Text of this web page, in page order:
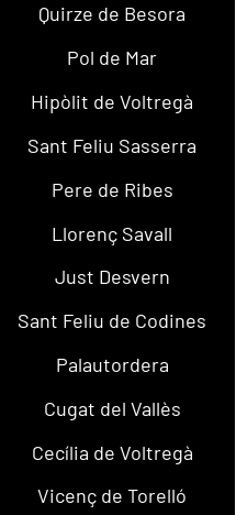
Quirze de Besora
Pol de Mar
Hipòlit de Voltregà
Sant Feliu Sasserra
Pere de Ribes
Llorenç Savall
Just Desvern
Sant Feliu de Codines
Palautordera
Cugat del Vallès
Cecília de Voltregà
Vicenç de Torelló